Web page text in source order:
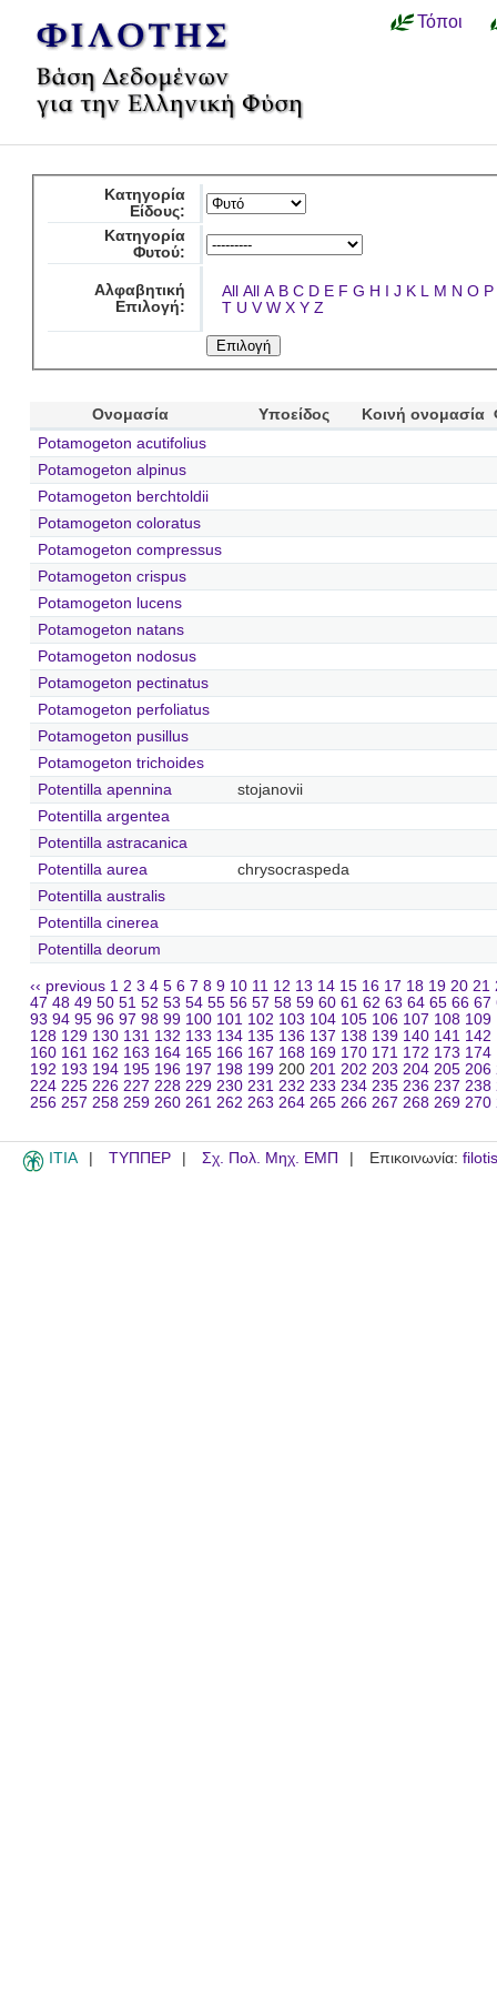
Τόποι
Κατηγορία
Είδους:
Κατηγορία
Φυτού:
Αλφαβητική
Επιλογή:
All All A B C D E F G H I J K L M N O P
T U V W X Y Z
Ονομασία Υποείδος Κοινή ονομασία
Potamogeton acutifolius
Potamogeton alpinus
Potamogeton berchtoldii
Potamogeton coloratus
Potamogeton compressus
Potamogeton crispus
Potamogeton lucens
Potamogeton natans
Potamogeton nodosus
Potamogeton pectinatus
Potamogeton perfoliatus
Potamogeton pusillus
Potamogeton trichoides
Potentilla apennina
stojanovii
Potentilla argentea
Potentilla astracanica
Potentilla aurea
chrysocraspeda
Potentilla australis
Potentilla cinerea
Potentilla deorum
‹‹ previous 1 2 3 4 5 6 7 8 9 10 11 12 13 14 15 16 17 18 19 20 21
47 48 49 50 51 52 53 54 55 56 57 58 59 60 61 62 63 64 65 66 67
93 94 95 96 97 98 99 100 101 102 103 104 105 106 107 108 109
128 129 130 131 132 133 134 135 136 137 138 139 140 141 142
160 161 162 163 164 165 166 167 168 169 170 171 172 173 174
192 193 194 195 196 197 198 199 200 201 202 203 204 205 206
224 225 226 227 228 229 230 231 232 233 234 235 236 237 238
256 257 258 259 260 261 262 263 264 265 266 267 268 269 270
ITIA ΤΥΠΠΕΡ Σχ. Πολ. Μηχ. ΕΜΠ Επικοινωνία: